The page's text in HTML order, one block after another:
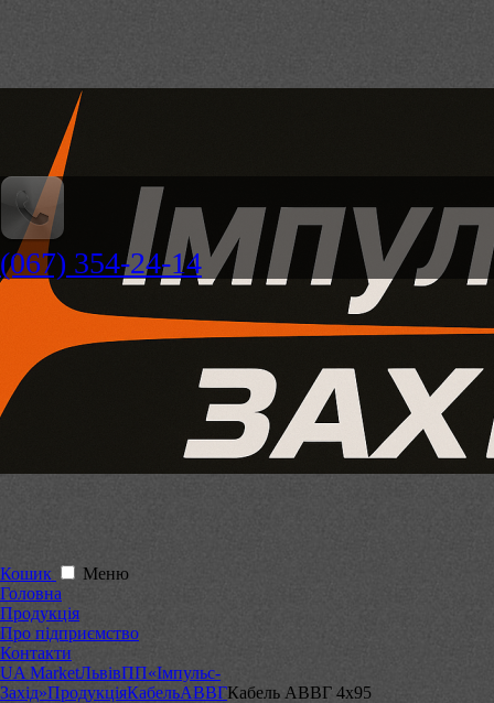
(067) 354-24-14
Кошик
Меню
Головна
Продукція
Про підприємство
Контакти
UA MarketЛьвівПП«Імпульс-
Захід»ПродукціяКабельАВВГКабель АВВГ 4х95